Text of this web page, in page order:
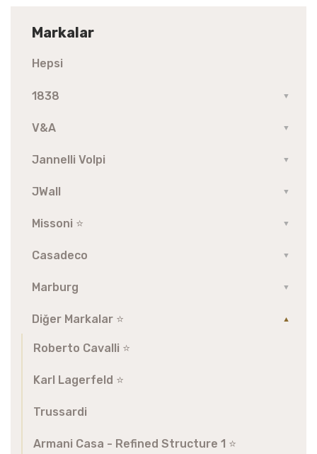
Markalar
Hepsi
1838 ▼
V&A ▼
Jannelli Volpi ▼
JWall ▼
Missoni ⭐️ ▼
Casadeco ▼
Marburg ▼
Diğer Markalar ⭐️ ▼
Roberto Cavalli ⭐️
Karl Lagerfeld ⭐️
Trussardi
Armani Casa - Refined Structure 1 ⭐️